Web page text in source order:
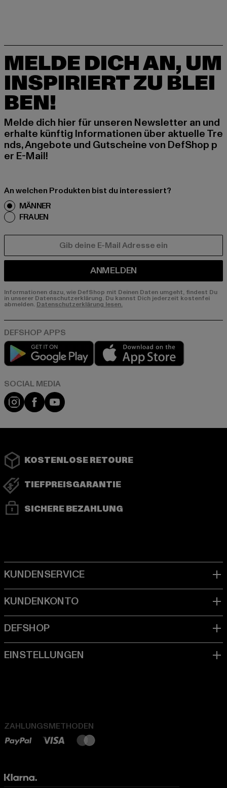
MELDE DICH AN, UM
INSPIRIERT ZU BLEI
BEN!
Melde dich hier für unseren Newsletter an und
erhalte künftig Informationen über aktuelle Tre
nds, Angebote und Gutscheine von DefShop p
er E-Mail!
An welchen Produkten bist du interessiert?
MÄNNER
FRAUEN
ANMELDEN
Informationen dazu, wie DefShop mit Deinen Daten umgeht, findest Du
in unserer Datenschutzerklärung. Du kannst Dich jederzeit kostenfei
abmelden. Datenschutzerklärung lesen.
Play market
Instagram
FacebookYouTube
KOSTENLOSE RETOURE
TIEFPREISGARANTIE
SICHERE BEZAHLUNG
ZAHLUNGSMETHODEN